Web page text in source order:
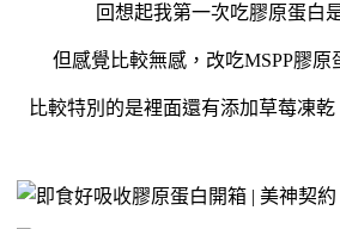
回想起我第一次吃膠原蛋白
但感覺比較無感，改吃MSPP膠原
比較特別的是裡面還有添加草莓凍